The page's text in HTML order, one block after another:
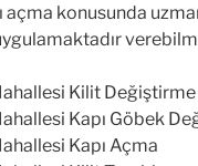
açma konusunda
Kilit Değiştirme
Kapı Göbek
Kapı Açma